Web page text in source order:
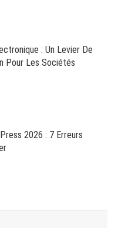
: Un Levier De
Pour Les Sociétés
2026 : 7 Erreurs